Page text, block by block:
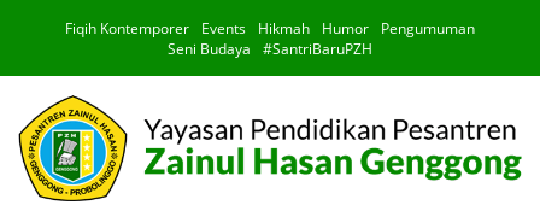
Fiqih Kontemporer Events Hikmah Humor
Pengumuman
Seni Budaya
#SantriBaruPZH